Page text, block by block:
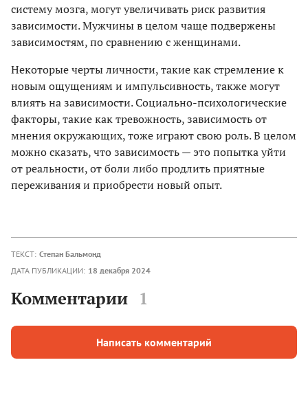
систему мозга, могут увеличивать риск развития
зависимости. Мужчины в целом чаще подвержены
зависимостям, по сравнению с женщинами.
Некоторые черты личности, такие как стремление к
новым ощущениям и импульсивность, также могут
влиять на зависимости. Социально-психологические
факторы, такие как тревожность, зависимость от
мнения окружающих, тоже играют свою роль. В целом
можно сказать, что зависимость — это попытка уйти
от реальности, от боли либо продлить приятные
переживания и приобрести новый опыт.
ТЕКСТ: Степан Бальмонд
ДАТА ПУБЛИКАЦИИ: 18 декабря 2024
Комментарии 1
Написать комментарий